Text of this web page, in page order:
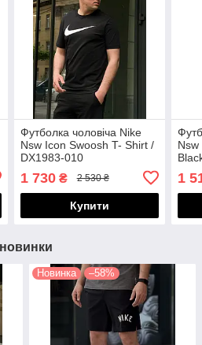
Футболка чоловіча Nike
Nsw Icon Swoosh T- Shirt /
DX1983-010
1 730₴ 2 530 ₴
Купити
Nsw
1
новинки
Новинка –58%